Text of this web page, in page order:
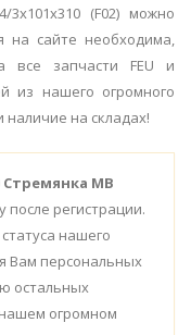
(F02) можно
на сайте необходима,
запчасти FEU и
из нашего огромного
наличие на складах!
Стремянка MB
после регистрации.
нашего
Вам персональных
остальных
огромном